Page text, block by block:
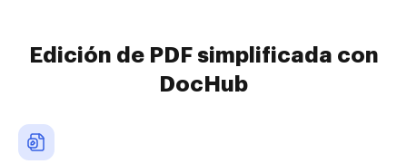
Edición de PDF simplificada con
DocHub